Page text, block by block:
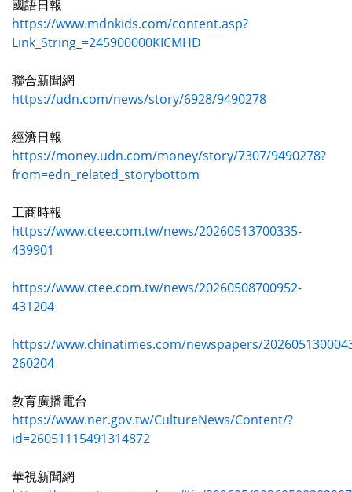
國語日報
https://www.mdnkids.com/content.asp?
Link_String_=245900000KICMHD
聯合新聞網
https://udn.com/news/story/6928/9490278
經濟日報
https://money.udn.com/money/story/7307/9490278?
from=edn_related_storybottom
工商時報
https://www.ctee.com.tw/news/20260513700335-
439901
https://www.ctee.com.tw/news/20260508700952-
431204
https://www.chinatimes.com/newspapers/
260204
教育廣播電台
https://www.ner.gov.tw/CultureNews/Content/?
id=26051115491314872
華視新聞網